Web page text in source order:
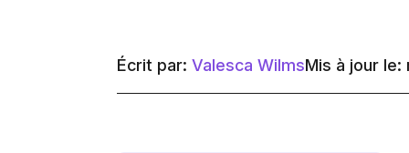
Écrit par: Valesca WilmsMis à jour le: